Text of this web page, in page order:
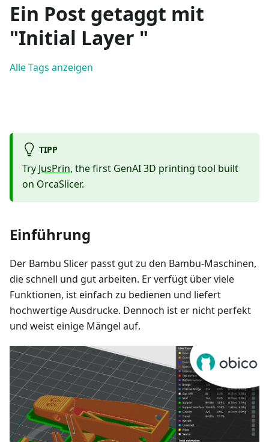
Ein Post getaggt mit
"Initial Layer "
Alle Tags anzeigen
TIPP
Try JusPrin, the first GenAI 3D printing tool built
on OrcaSlicer.
Einführung
Der Bambu Slicer passt gut zu den Bambu-Maschinen,
die schnell und gut arbeiten. Er verfügt über viele
Funktionen, ist einfach zu bedienen und liefert
hochwertige Ausdrucke. Dennoch ist er nicht perfekt
und weist einige Mängel auf.